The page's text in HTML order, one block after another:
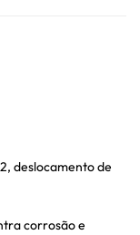
deslocamento de
corrosão e